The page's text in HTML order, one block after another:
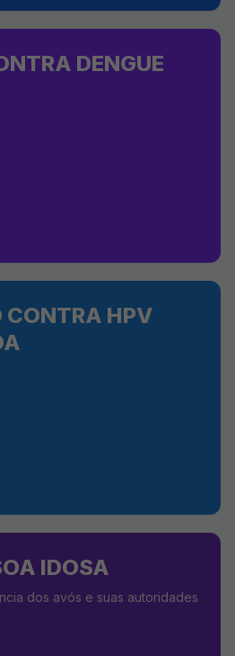
DENGUE
HPV
IDOSA
dos avós e suas autoridades